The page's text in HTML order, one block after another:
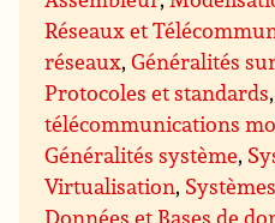
Réseaux et
réseaux,Généralités
Protocoles et standards
télécommunications
Généralités système,
Virtualisation,
Données et Bases de